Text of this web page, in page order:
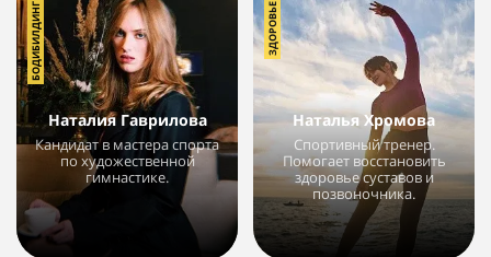
Наталия Гаврилова
Кандидат в мастера спорта
по художественной
гимнастике.
БОДИБИЛДИНГ
Наталья Хромова
Спортивный тренер.
Помогает восстановить
здоровье суставов и
позвоночника.
10
ЗДОРОВЬЕ